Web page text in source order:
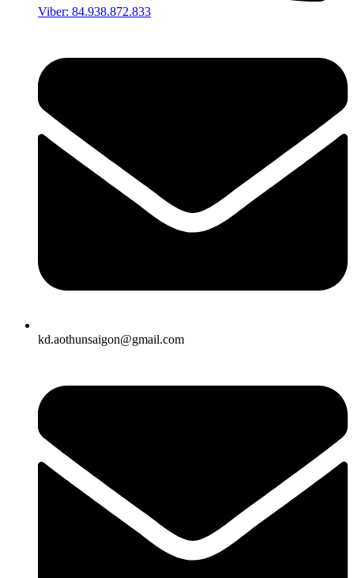
Viber: 84.938.872.833
kd.aothunsaigon@gmail.com